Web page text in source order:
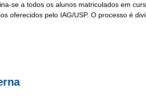
se a todos os alunos matriculados em
oferecidos pelo IAG/USP. O processo é